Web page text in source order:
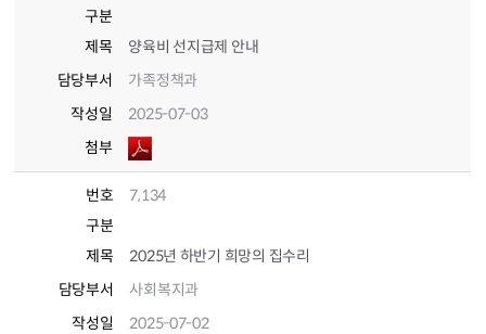
구분
제목
양육비 선지급제 안내
담당부서
가족정책과
작성일
2025-07-03
첨부
번호
7,134
구분
제목
2025년 하반기 희망의 집수리
담당부서
사회복지과
작성일
2025-07-02